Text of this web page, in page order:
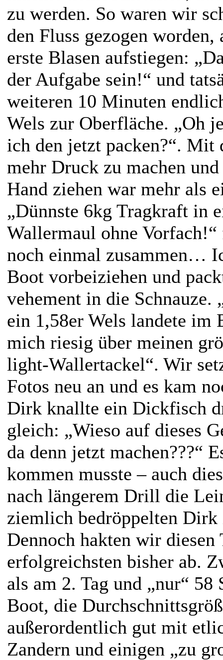
zu werden. So waren wir
den Fluss gezogen
erste Blasen aufstiegen:
der Aufgabe sein!“ und
weiteren 10 Minuten
Wels zur Oberfläche. „Oh
ich den jetzt packen?“. Mit
mehr Druck zu machen
Hand ziehen war mehr als
„Dünnste 6kg Tragkraft in
Wallermaul ohne
noch einmal zusammen…
Boot vorbeiziehen und
vehement in die Schnauze.
ein 1,58er Wels landete im
mich riesig über meinen
light-Wallertackel“. Wir
Fotos neu an und es kam
Dirk knallte ein Dickfisch
gleich: „Wieso auf dieses
da denn jetzt machen???“
kommen musste – auch
nach längerem Drill die
ziemlich bedröppelten
Dennoch hakten wir diesen
erfolgreichsten bisher ab.
als am 2. Tag und „nur“
Boot, die
außerordentlich gut mit
Zandern und einigen „zu